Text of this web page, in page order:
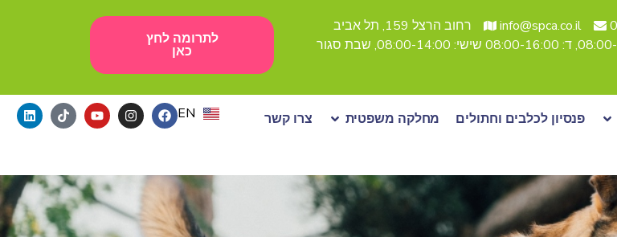
info@spca.co.il
רחוב הרצל 159, תל אביב
לתרומה לחץ
כאן
פנסיון לכלבים וחתולים מחלקה משפטית
צרו קשר
EN